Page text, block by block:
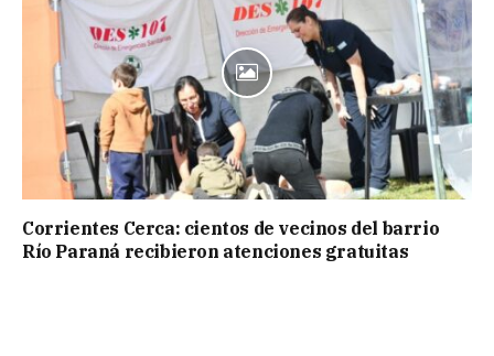
Corrientes Cerca: cientos de vecinos del barrio
Río Paraná recibieron atenciones gratuitas